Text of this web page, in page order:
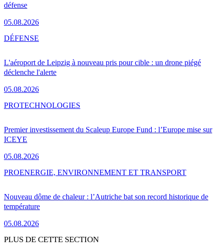
défense
05.08.2026
L'aéroport de Leipzig à nouveau pris pour cible : un drone piégé
déclenche l'alerte
05.08.2026
DÉFENSE
Premier investissement du Scaleup Europe Fund : l’Europe mise sur
ICEYE
05.08.2026
PROTECHNOLOGIES
Nouveau dôme de chaleur : l’Autriche bat son record historique de
température
05.08.2026
PROENERGIE, ENVIRONNEMENT ET TRANSPORT
PLUS DE CETTE SECTION